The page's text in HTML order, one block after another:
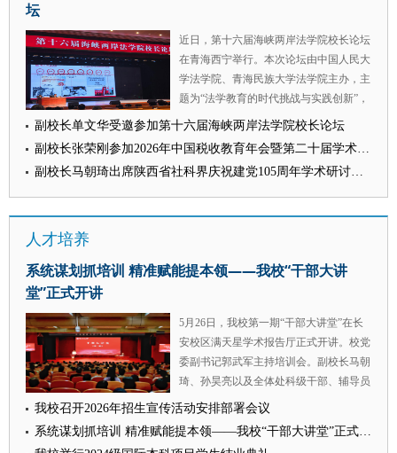
特色社会主义思想为指导，锚定纪检监察
规范化法治化正规化建设部署要求，紧扣
学校法治人才培养、学科建设、办学治校
中心大局，扎实推进各项工作落地见效。
持续强化坚持党中央集中统一领导的政治
自觉，紧盯党中央重大决策部署和高校立
德树人根本任务、学校党委重点工作开展
条监督体系，召开警示教育会，观看警示
种形态处理2人，第二种形态处理3人，扎
实推进审计移交有关问题的核查，各项工
作取得了阶段性成绩。 会议强调，全体
纪检监察巡察干部要认真落实本次会议要
求，统筹抓好暑期阶段性任务与全年下半
推进。一是要牢牢锚定政治机关定位，持
坛
近日，第十六届海峡两岸法学院校长论坛
在青海西宁举行。本次论坛由中国人民大
学法学院、青海民族大学法学院主办，主
题为“法学教育的时代挑战与实践创新”，
来自中共中央台办、国务院台办领导以及
（院长）和专家学者参加此次论坛。我校
党委委员、副校长单文华应邀参会并作主
旨演讲。 中国法学教育研究会会长张文
显、辅仁大学法律学院院长吴志光、中国
海民族大学副校长肖玉兰主持开幕式。
主旨演讲。他结合西北政法大学的探索与
实践，从深化教育教学综合改革、创新涉
外人才培养模式、推进两岸法学教育合作
三个角度进行深入论述，指出新时代法学
教育应当锚定实践需求校准育人方向，强
化学生法律实务技能培养，提升法学教育
对法治实践的适配性。 我校港澳台工作
副校长单文华受邀参加第十六届海峡两岸法学院校长论坛
副校长张荣刚参加2026年中国税收教育年会暨第二十届学术研讨会并作大会发言
副校长马朝琦出席陕西省社科界庆祝建党105周年学术研讨会并作交流发言
人才培养
系统谋划抓培训 精准赋能提本领——我校“干部大讲
堂”正式开讲
5月26日，我校第一期“干部大讲堂”在长
安校区满天星学术报告厅正式开讲。校党
委副书记郭武军主持培训会。副校长马朝
琦、孙昊亮以及全体处科级干部、辅导员
参加培训。 本期“干部大讲堂”特别邀请西
长雷晓康教授作题为《新时代高校舆情应
我校召开2026年招生宣传活动安排部署会议
系统谋划抓培训 精准赋能提本领——我校“干部大讲堂”正式开讲